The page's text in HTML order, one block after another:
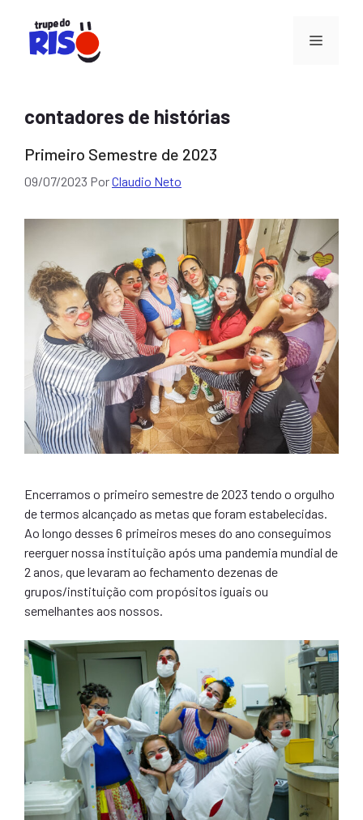
Menu
contadores de histórias
Primeiro Semestre de 2023
09/07/2023 PorClaudio Neto
Encerramos o primeiro semestre de 2023 tendo o orgulho
de termos alcançado as metas que foram estabelecidas.
Ao longo desses 6 primeiros meses do ano conseguimos
reerguer nossa instituição após uma pandemia mundial de
2 anos, que levaram ao fechamento dezenas de
grupos/instituição com propósitos iguais ou
semelhantes aos nossos.